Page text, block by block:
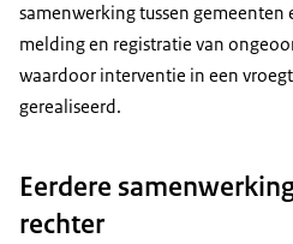
samenwerking tussen gemeenten
melding en registratie van
waardoor interventie in een
gerealiseerd.
Eerdere
rechter